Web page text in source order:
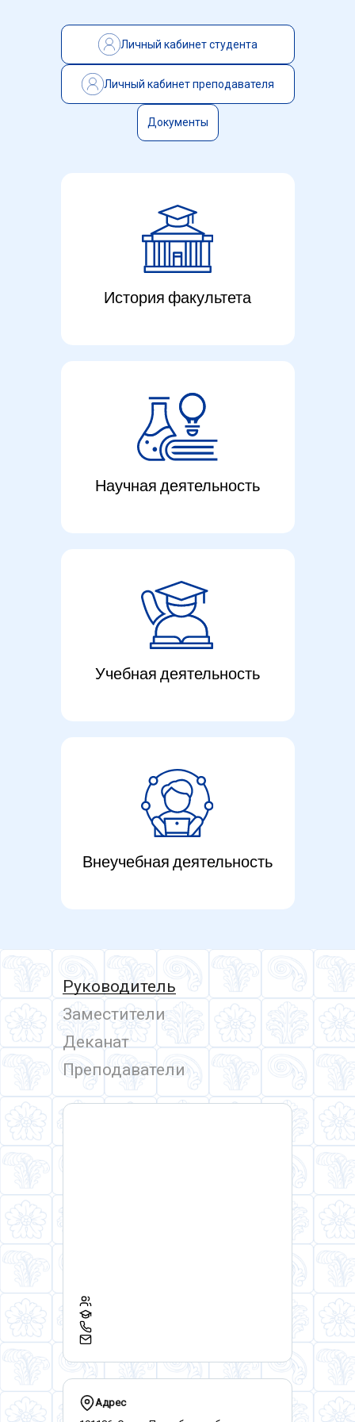
Фамилия Имя Отчество— краткое
Фамилия Имя Отчество
— краткое
Личный кабинет студента
Личный кабинет преподавателя
Документы
История факультета
Научная деятельность
Учебная деятельность
Внеучебная деятельность
Руководитель
Заместители
Деканат
Преподаватели
Адрес